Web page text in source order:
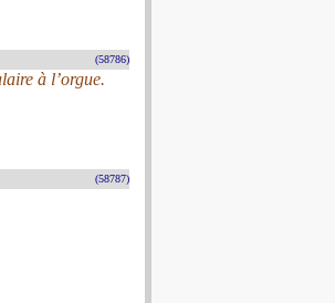
(58786)
à l’orgue.
(58787)